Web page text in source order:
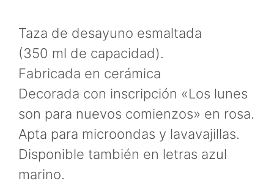
Taza de desayuno esmaltada
(350 ml de capacidad).
Fabricada en cerámica
Decorada con inscripción «Los lunes
son para nuevos comienzos» en rosa.
Apta para microondas y lavavajillas.
Disponible también en letras azul
marino.